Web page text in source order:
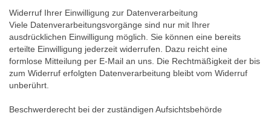
Widerruf Ihrer Einwilligung zur Datenverarbeitung
Viele Datenverarbeitungsvorgänge sind nur mit Ihrer
ausdrücklichen Einwilligung möglich. Sie können eine bereits
erteilte Einwilligung jederzeit widerrufen. Dazu reicht eine
formlose Mitteilung per E-Mail an uns. Die Rechtmäßigkeit der bis
zum Widerruf erfolgten Datenverarbeitung bleibt vom Widerruf
unberührt.
Beschwerderecht bei der zuständigen Aufsichtsbehörde